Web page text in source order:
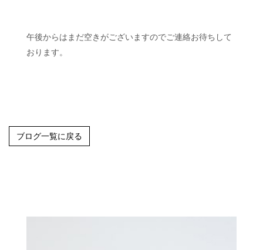
午後からはまだ空きがございますのでご連絡お待ちして
おります。
ブログ一覧に戻る